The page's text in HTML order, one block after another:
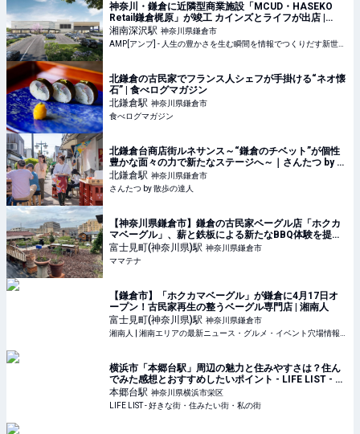
神奈川・鎌倉に近隣型商業施設「MCUD・HASEKO
Retail鎌倉梶原」が竣工 カインズとライフが出店 |
AMP[アンプ] - 人生の豊かさを生む瞬間を情報でつく
りだす新世代向けビジネスメディア
湘南深沢駅 神奈川県鎌倉市
北鎌倉の古民家でフランス人シェフが手掛ける“ネオ懐
石” | 食べログマガジン
北鎌倉駅 神奈川県鎌倉市
食べログマガジン
北鎌倉台商店街ルネサンス～“鎌倉のチベット”が個性
豊かな面々の力で新たなステージへ～｜さんたつ by 散
歩の達人
北鎌倉駅 神奈川県鎌倉市
さんたつ by 散歩の達人
【神奈川県鎌倉市】鎌倉の古民家ベーグル店「ホクカ
マベーグル」、薪と鉄板による新たなBBQ体験を提供 |
ママテナ
富士見町(神奈川県)駅 神奈川県鎌倉市
ママテナ
【鎌倉市】「ホクカマベーグル」が鎌倉に4月17日オ
ープン！古民家再生の整うベーグル専門店 | 湘南人
富士見町(神奈川県)駅 神奈川県鎌倉市
横浜市「本郷台駅」周辺の魅力と住みやすさは？住ん
でみた感想とおすすめしたいポイント - LIFE LIST - 好
きな街・住みたい街・私の街
本郷台駅 神奈川県横浜市栄区
LIFE LIST - 好きな街・住みたい街・私の街